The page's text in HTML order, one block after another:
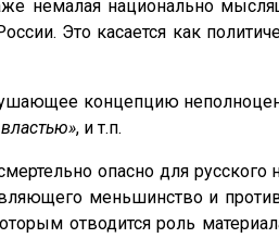
немалая национально
Это касается как
концепцию
, и т.п.
опасно для
меньшинство и
отводится роль